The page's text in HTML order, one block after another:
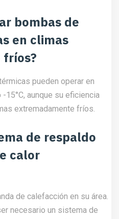
bombas de
en climas
pueden operar en
15°C, aunque su eficiencia
extremadamente fríos.
de respaldo
calor
de calefacción en su área.
necesario un sistema de